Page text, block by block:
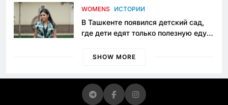
приговору
WOMENS ИСТОРИИ
В Ташкенте появился детский сад,
где дети едят только полезную еду.
просить «кашу без сахара»
SHOW MORE